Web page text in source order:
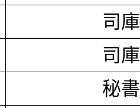
司庫
司庫
秘書